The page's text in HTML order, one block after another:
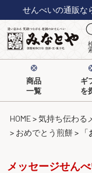
せんべいの通販な
商品
一覧
ギ
を
HOME 気持ち伝わる
おめでとう煎餅
メッセージせん